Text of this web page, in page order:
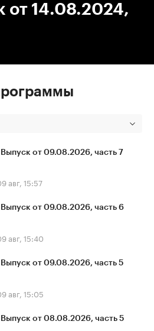
от 14.08.2024,
от 09.08.2026, часть 7
авг, 15:57
от 09.08.2026, часть 6
авг, 15:40
от 09.08.2026, часть 5
авг, 15:05
от 08.08.2026, часть 5